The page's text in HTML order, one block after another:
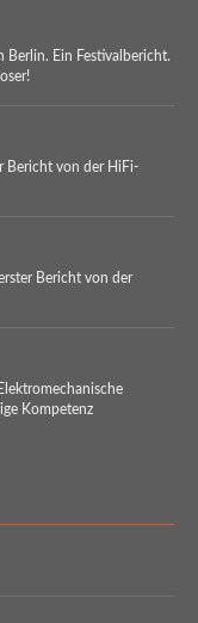
Ein Festivalbericht.
Bericht von der HiFi-
Bericht von der
Kompetenz